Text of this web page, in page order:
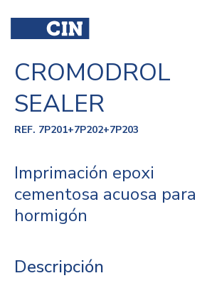
CROMODROL
SEALER
REF. 7P201+7P202+7P203
Imprimación epoxi
cementosa acuosa para
hormigón
Descripción